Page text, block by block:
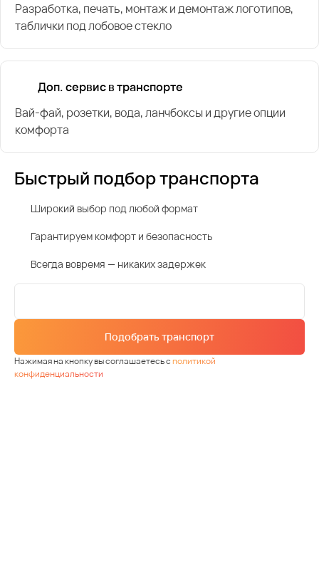
Разработка, печать, монтаж и демонтаж логотипов,
таблички под лобовое стекло
Доп. сервис в транспорте
Вай-фай, розетки, вода, ланчбоксы и другие опции
комфорта
Быстрый подбор транспорта
Широкий выбор под любой формат
Гарантируем комфорт и безопасность
Всегда вовремя — никаких задержек
Подобрать транспорт
Нажимая на кнопку вы соглашаетесь сполитикой
конфиденциальности